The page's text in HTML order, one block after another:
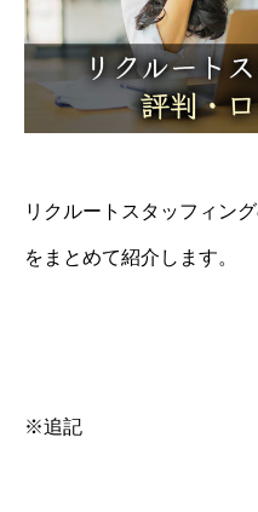
リクルートスタッフィン
をまとめて紹介します。
※追記